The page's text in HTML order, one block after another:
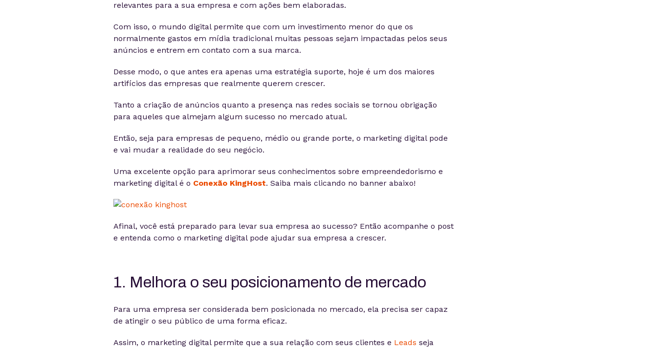
relevantes para a sua empresa e com ações bem elaboradas.
Com isso, o mundo digital permite que com um investimento menor do que os
normalmente gastos em mídia tradicional muitas pessoas sejam impactadas pelos seus
anúncios e entrem em contato com a sua marca.
Desse modo, o que antes era apenas uma estratégia suporte, hoje é um dos maiores
artifícios das empresas que realmente querem crescer.
Tanto a criação de anúncios quanto a presença nas redes sociais se tornou obrigação
para aqueles que almejam algum sucesso no mercado atual.
Então, seja para empresas de pequeno, médio ou grande porte, o marketing digital pode
e vai mudar a realidade do seu negócio.
Uma excelente opção para aprimorar seus conhecimentos sobre empreendedorismo e
marketing digital é o Conexão KingHost. Saiba mais clicando no banner abaixo!
Afinal, você está preparado para levar sua empresa ao sucesso? Então acompanhe o post
e entenda como o marketing digital pode ajudar sua empresa a crescer.
1. Melhora o seu posicionamento de mercado
Para uma empresa ser considerada bem posicionada no mercado, ela precisa ser capaz
de atingir o seu público de uma forma eficaz.
Assim, o marketing digital permite que a sua relação com seus clientes e Leads seja